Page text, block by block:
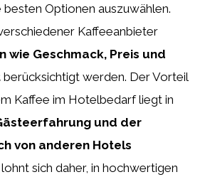
Optionen auszuwählen.
Kaffeeanbieter
wie Geschmack, Preis und
berücksichtigt werden. Der Vorteil
Kaffee im Hotelbedarf liegt in
und der
von anderen Hotels
lohnt sich daher, in hochwertigen